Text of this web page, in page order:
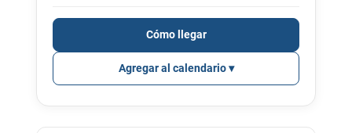
Cómo llegar
Agregar al calendario